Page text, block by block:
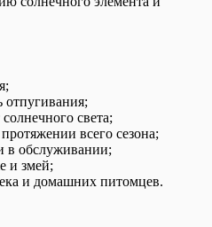
отпугивания;
света;
всего сезона;
в обслуживании;
и змей;
и домашних питомцев.